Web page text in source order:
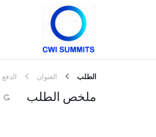
تخطي للذهاب إلى المحتوى
الطلب العنوان الدفع
ملخص الطلب